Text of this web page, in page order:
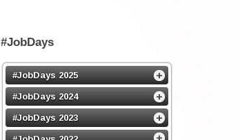
#JobDays
#JobDays 2025
#JobDays 2024
#JobDays 2023